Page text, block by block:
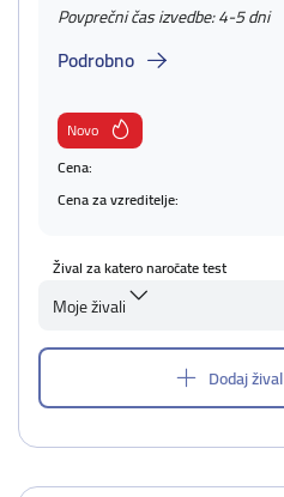
Povprečni čas izvedbe: 4-5 dni
Podrobno
Novo
Cena:
Cena za vzreditelje:
Žival za katero naročate test
Moje živali
Dodaj žival